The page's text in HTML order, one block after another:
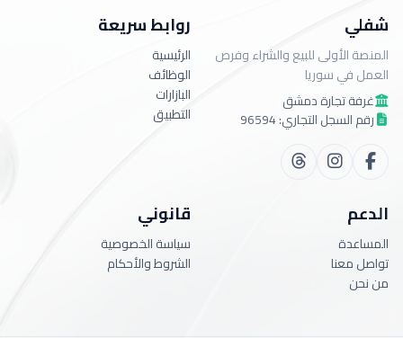
شفلي
المنصة الأولى للبيع والشراء وفرص
العمل في سوريا
غرفة تجارة دمشق
رقم السجل التجاري: 96594
روابط سريعة
الرئيسية
الوظائف
البازارات
التطبيق
الدعم
المساعدة
تواصل معنا
من نحن
قانوني
سياسة الخصوصية
الشروط والأحكام